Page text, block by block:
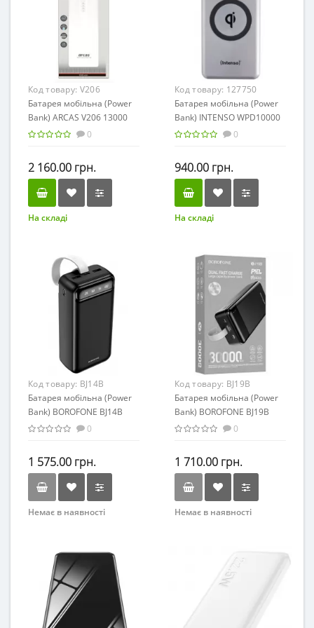
Код товару: V206
Батарея мобільна (Power
Bank) ARCAS V206 13000
mAh white
0
2 160.00 грн.
На складі
Код товару: 127750
Батарея мобільна (Power
Bank) INTENSO WPD10000
QC&WRL 10000 mAh silver
0
940.00 грн.
На складі
Код товару: BJ14B
Батарея мобільна (Power
Bank) BOROFONE BJ14B
30000mAh black
0
1 575.00 грн.
Немає в наявності
Код товару: BJ19B
Батарея мобільна (Power
Bank) BOROFONE BJ19B
30000mAh PD20W+QC3.0
0
1 710.00 грн.
Немає в наявності